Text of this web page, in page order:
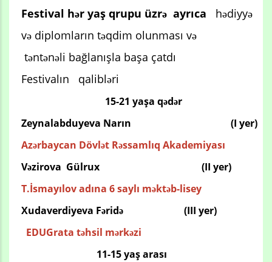
Festival hər yaş qrupu üzrə ayrıca hədiyyə
və diplomların təqdim olunması və
təntənəli bağlanışla başa çatdı
Festivalın qalibləri
15-21 yaşa qədər
Zeynalabduyeva Narın
(I yer)
Azərbaycan Dövlət Rəssamlıq Akademiyası
Vəzirova Gülrux
(II yer)
T.İsmayılov adına 6 saylı məktəb-lisey
Xudaverdiyeva Fəridə
(III yer)
EDUGrata təhsil mərkəzi
11-15 yaş arası